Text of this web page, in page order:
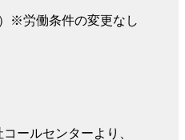
※労働条件の変更なし
ールセンターより、